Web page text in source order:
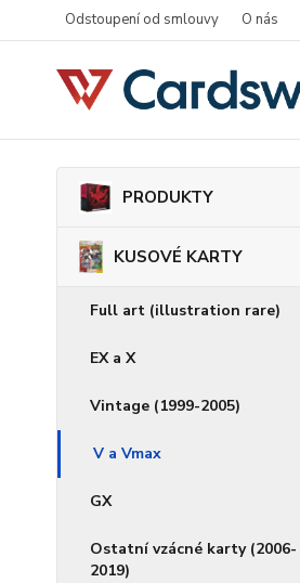
Odstoupení od smlouvy O nás
PRODUKTY
KUSOVÉ KARTY
Full art (illustration rare)
EX a X
Vintage (1999-2005)
V a Vmax
GX
Ostatní vzácné karty (2006-
2019)